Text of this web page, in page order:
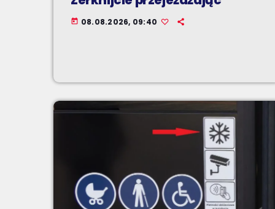
today 08.08.2026, 09:40